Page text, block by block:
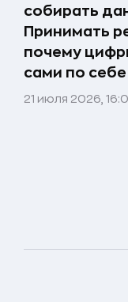
собирать
Принимать
почему
сами по себе
21 июля 2026,